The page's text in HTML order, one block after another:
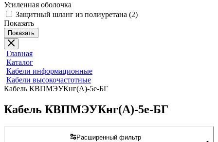
Усиленная оболочка
Защитный шланг из полиуретана (2)
Показать
Показать
Главная
Каталог
Кабели информационные
Кабели высокочастотные
Кабель КВПМЭУКнг(А)-5е-БГ
Кабель КВПМЭУКнг(А)-5е-БГ
Расширенный фильтр